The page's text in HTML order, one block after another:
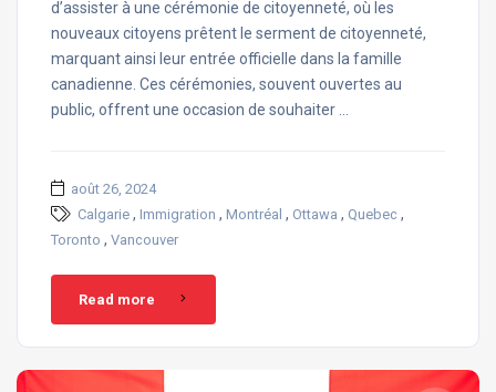
d’assister à une cérémonie de citoyenneté, où les
nouveaux citoyens prêtent le serment de citoyenneté,
marquant ainsi leur entrée officielle dans la famille
canadienne. Ces cérémonies, souvent ouvertes au
public, offrent une occasion de souhaiter …
août 26, 2024
Calgarie , Immigration , Montréal , Ottawa , Quebec ,
Toronto , Vancouver
Read more